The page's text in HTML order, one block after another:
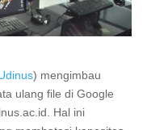
) mengimbau
ulang file di Google
Hal ini